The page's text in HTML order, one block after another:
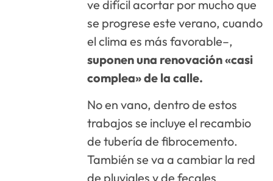
ve difícil acortar por mucho que
se progrese este verano, cuando
el clima es más favorable–,
suponen una renovación «casi
complea» de la calle.
No en vano, dentro de estos
trabajos se incluye el recambio
de tubería de fibrocemento.
También se va a cambiar la red
de pluviales y de fecales